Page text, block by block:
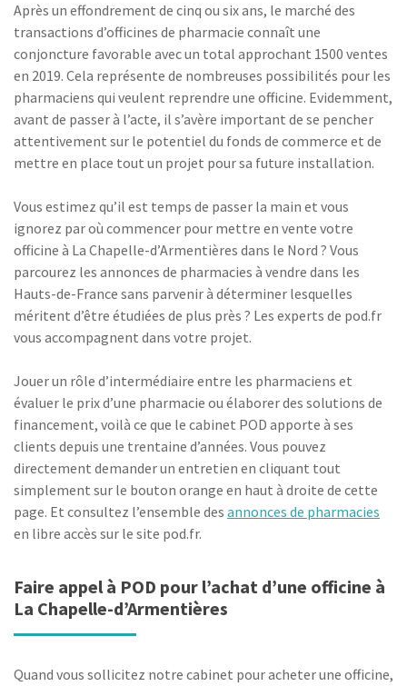
Après un effondrement de cinq ou six ans, le marché des
transactions d’officines de pharmacie connaît une
conjoncture favorable avec un total approchant 1500 ventes
en 2019. Cela représente de nombreuses possibilités pour les
pharmaciens qui veulent reprendre une officine. Evidemment,
avant de passer à l’acte, il s’avère important de se pencher
attentivement sur le potentiel du fonds de commerce et de
mettre en place tout un projet pour sa future installation.
Vous estimez qu’il est temps de passer la main et vous
ignorez par où commencer pour mettre en vente votre
officine à La Chapelle-d’Armentières dans le Nord ? Vous
parcourez les annonces de pharmacies à vendre dans les
Hauts-de-France sans parvenir à déterminer lesquelles
méritent d’être étudiées de plus près ? Les experts de pod.fr
vous accompagnent dans votre projet.
Jouer un rôle d’intermédiaire entre les pharmaciens et
évaluer le prix d’une pharmacie ou élaborer des solutions de
financement, voilà ce que le cabinet POD apporte à ses
clients depuis une trentaine d’années. Vous pouvez
directement demander un entretien en cliquant tout
simplement sur le bouton orange en haut à droite de cette
page. Et consultez l’ensemble des annonces de pharmacies
en libre accès sur le site pod.fr.
Faire appel à POD pour l’achat d’une officine à
La Chapelle-d’Armentières
Quand vous sollicitez notre cabinet pour acheter une officine,